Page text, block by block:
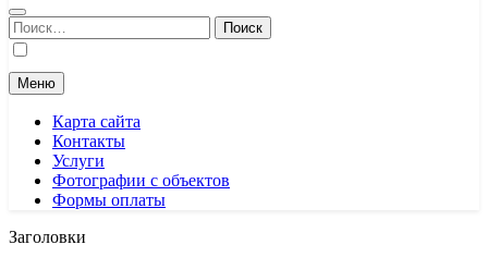
Найти:
Меню
Карта сайта
Контакты
Услуги
Фотографии с объектов
Формы оплаты
Заголовки